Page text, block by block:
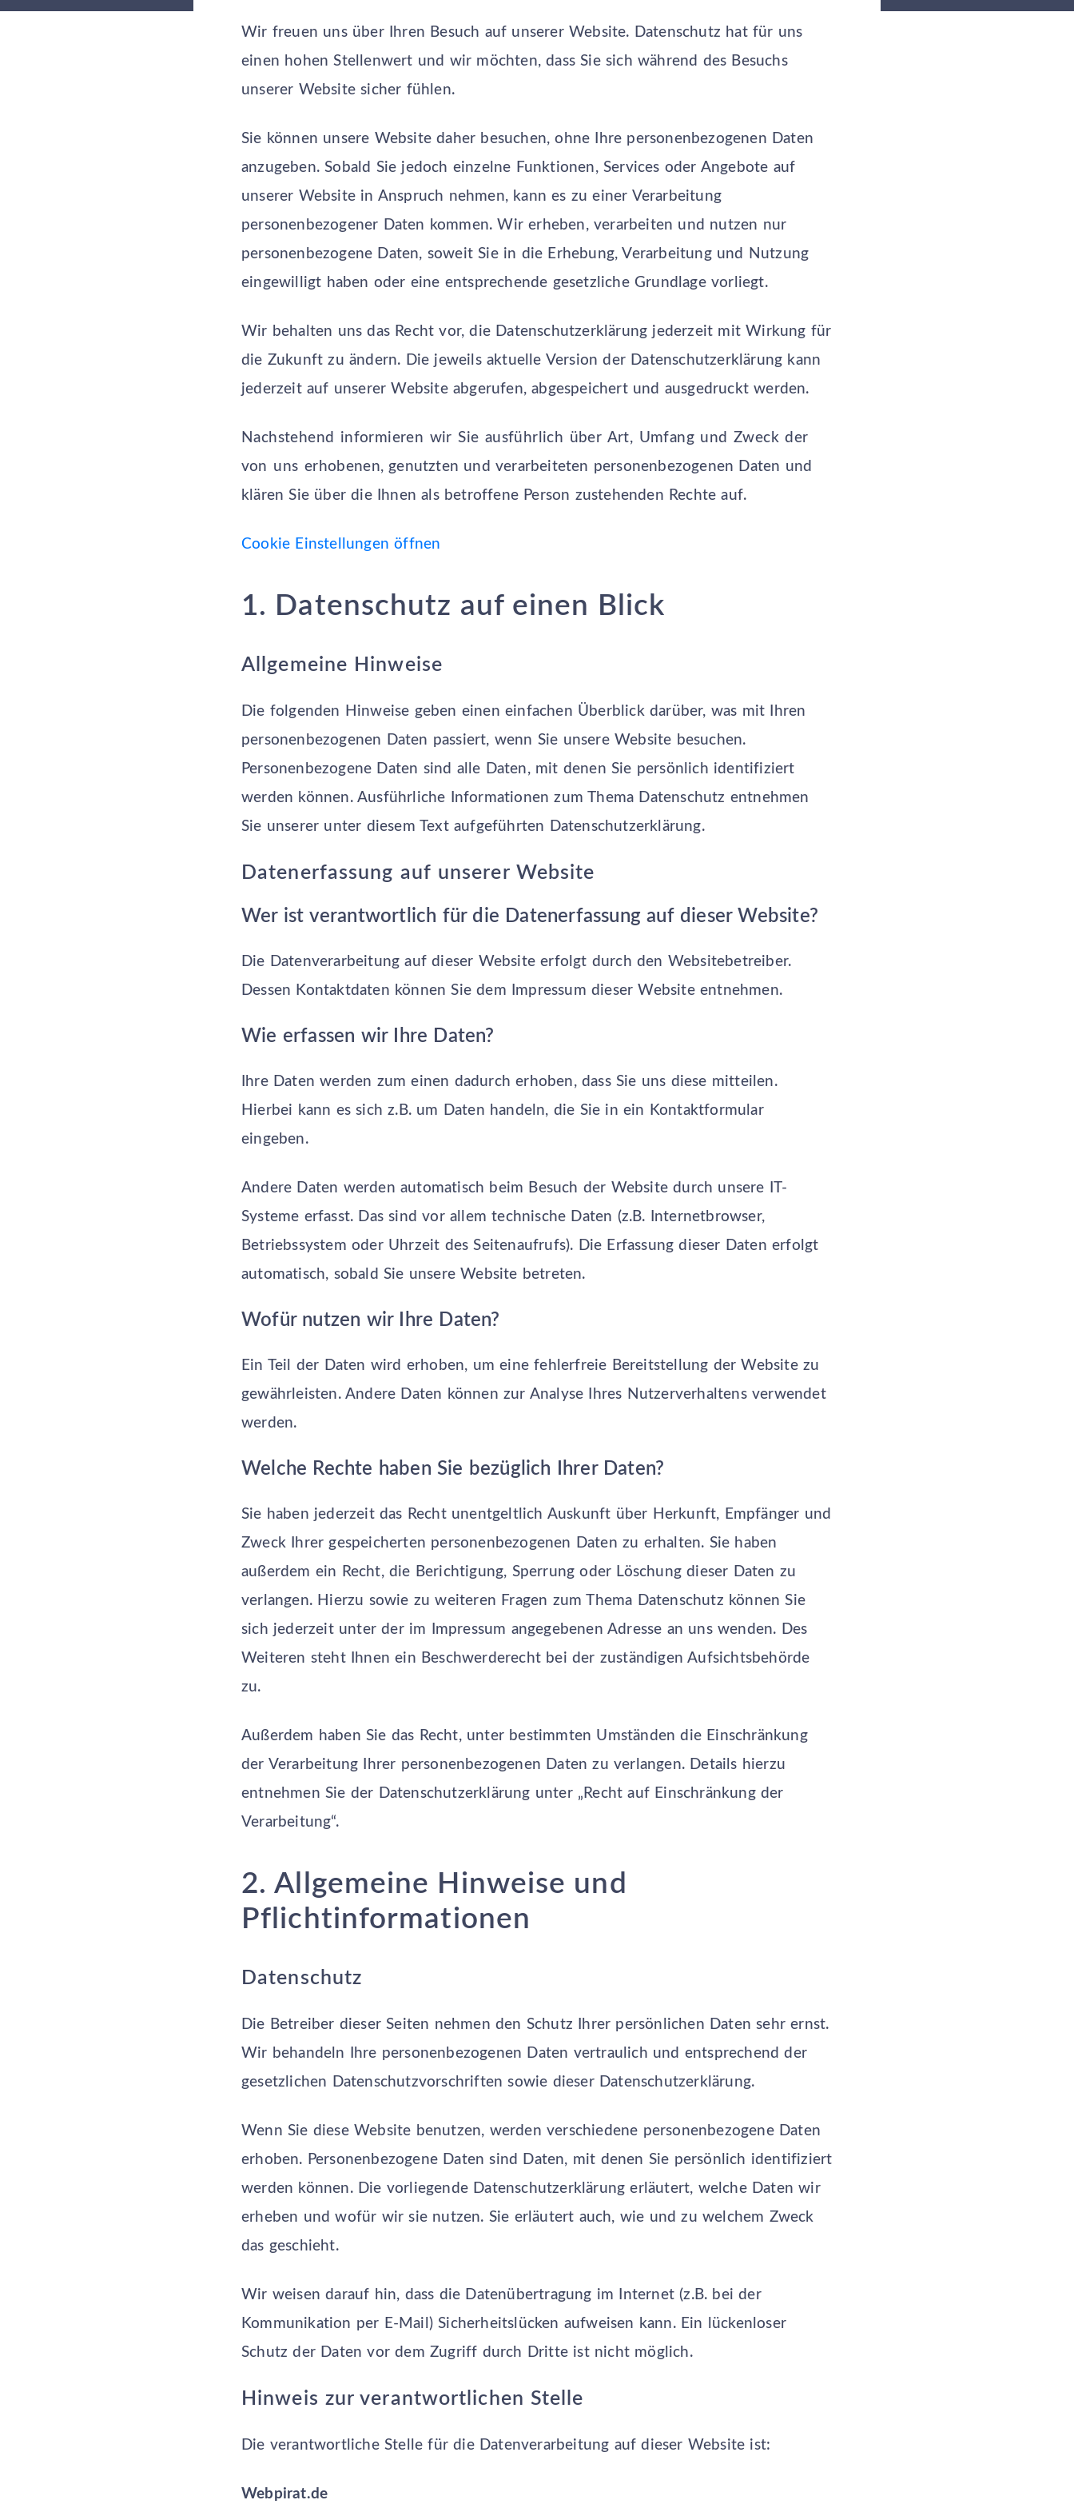
Wir freuen uns über Ihren Besuch auf unserer Website. Datenschutz hat für uns
einen hohen Stellenwert und wir möchten, dass Sie sich während des Besuchs
unserer Website sicher fühlen.
Sie können unsere Website daher besuchen, ohne Ihre personenbezogenen Daten
anzugeben. Sobald Sie jedoch einzelne Funktionen, Services oder Angebote auf
unserer Website in Anspruch nehmen, kann es zu einer Verarbeitung
personenbezogener Daten kommen. Wir erheben, verarbeiten und nutzen nur
personenbezogene Daten, soweit Sie in die Erhebung, Verarbeitung und Nutzung
eingewilligt haben oder eine entsprechende gesetzliche Grundlage vorliegt.
Wir behalten uns das Recht vor, die Datenschutzerklärung jederzeit mit Wirkung für
die Zukunft zu ändern. Die jeweils aktuelle Version der Datenschutzerklärung kann
jederzeit auf unserer Website abgerufen, abgespeichert und ausgedruckt werden.
Nachstehend informieren wir Sie ausführlich über Art, Umfang und Zweck der
von uns erhobenen, genutzten und verarbeiteten personenbezogenen Daten und
klären Sie über die Ihnen als betroffene Person zustehenden Rechte auf.
Cookie Einstellungen öffnen
1. Datenschutz auf einen Blick
Allgemeine Hinweise
Die folgenden Hinweise geben einen einfachen Überblick darüber, was mit Ihren
personenbezogenen Daten passiert, wenn Sie unsere Website besuchen.
Personenbezogene Daten sind alle Daten, mit denen Sie persönlich identifiziert
werden können. Ausführliche Informationen zum Thema Datenschutz entnehmen
Sie unserer unter diesem Text aufgeführten Datenschutzerklärung.
Datenerfassung auf unserer Website
Wer ist verantwortlich für die Datenerfassung auf dieser Website?
Die Datenverarbeitung auf dieser Website erfolgt durch den Websitebetreiber.
Dessen Kontaktdaten können Sie dem Impressum dieser Website entnehmen.
Wie erfassen wir Ihre Daten?
Ihre Daten werden zum einen dadurch erhoben, dass Sie uns diese mitteilen.
Hierbei kann es sich z.B. um Daten handeln, die Sie in ein Kontaktformular
eingeben.
Andere Daten werden automatisch beim Besuch der Website durch unsere IT-
Systeme erfasst. Das sind vor allem technische Daten (z.B. Internetbrowser,
Betriebssystem oder Uhrzeit des Seitenaufrufs). Die Erfassung dieser Daten erfolgt
automatisch, sobald Sie unsere Website betreten.
Wofür nutzen wir Ihre Daten?
Ein Teil der Daten wird erhoben, um eine fehlerfreie Bereitstellung der Website zu
gewährleisten. Andere Daten können zur Analyse Ihres Nutzerverhaltens verwendet
werden.
Welche Rechte haben Sie bezüglich Ihrer Daten?
Sie haben jederzeit das Recht unentgeltlich Auskunft über Herkunft, Empfänger und
Zweck Ihrer gespeicherten personenbezogenen Daten zu erhalten. Sie haben
außerdem ein Recht, die Berichtigung, Sperrung oder Löschung dieser Daten zu
verlangen. Hierzu sowie zu weiteren Fragen zum Thema Datenschutz können Sie
sich jederzeit unter der im Impressum angegebenen Adresse an uns wenden. Des
Weiteren steht Ihnen ein Beschwerderecht bei der zuständigen Aufsichtsbehörde
zu.
Außerdem haben Sie das Recht, unter bestimmten Umständen die Einschränkung
der Verarbeitung Ihrer personenbezogenen Daten zu verlangen. Details hierzu
entnehmen Sie der Datenschutzerklärung unter „Recht auf Einschränkung der
Verarbeitung“.
2. Allgemeine Hinweise und
Pflichtinformationen
Datenschutz
Die Betreiber dieser Seiten nehmen den Schutz Ihrer persönlichen Daten sehr ernst.
Wir behandeln Ihre personenbezogenen Daten vertraulich und entsprechend der
gesetzlichen Datenschutzvorschriften sowie dieser Datenschutzerklärung.
Wenn Sie diese Website benutzen, werden verschiedene personenbezogene Daten
erhoben. Personenbezogene Daten sind Daten, mit denen Sie persönlich identifiziert
werden können. Die vorliegende Datenschutzerklärung erläutert, welche Daten wir
erheben und wofür wir sie nutzen. Sie erläutert auch, wie und zu welchem Zweck
das geschieht.
Wir weisen darauf hin, dass die Datenübertragung im Internet (z.B. bei der
Kommunikation per E-Mail) Sicherheitslücken aufweisen kann. Ein lückenloser
Schutz der Daten vor dem Zugriff durch Dritte ist nicht möglich.
Hinweis zur verantwortlichen Stelle
Die verantwortliche Stelle für die Datenverarbeitung auf dieser Website ist:
Webpirat.de